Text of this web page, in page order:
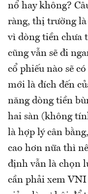
nổ hay không?
ràng, thị trường là
vì dòng tiền chưa
cũng vẫn sẽ đi
cổ phiếu nào sẽ
mới là đích đến
năng dòng tiền
hai sàn (không
là hợp lý cân
cao hơn nữa thì
định vẫn là chọn
cần phải xem